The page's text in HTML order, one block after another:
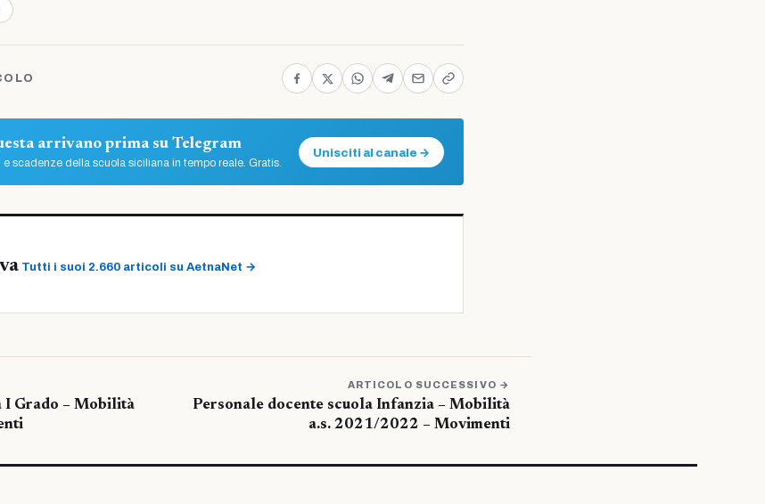
arrivano prima su Telegram
scadenze della scuola siciliana in tempo reale. Gratis.
Unisciti al canale →
Tutti i suoi 2.660 articoli su AetnaNet →
I Grado – Mobilità
ARTICOLO SUCCESSIVO →
Personale docente scuola Infanzia – Mobilità
a.s. 2021/2022 – Movimenti